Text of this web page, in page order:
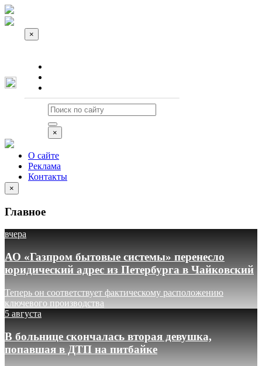
×
×
О сайте
Реклама
Контакты
×
Главное
вчера
АО «Газпром бытовые системы» перенесло
юридический адрес из Петербурга в Чайковский
Теперь он соответствует фактическому расположению
ключевого производства
5 августа
В больнице скончалась вторая девушка,
попавшая в ДТП на питбайке